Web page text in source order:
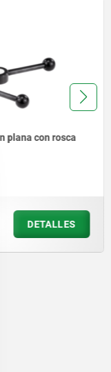
de fundición
rosca exterior
puro
DETALLES